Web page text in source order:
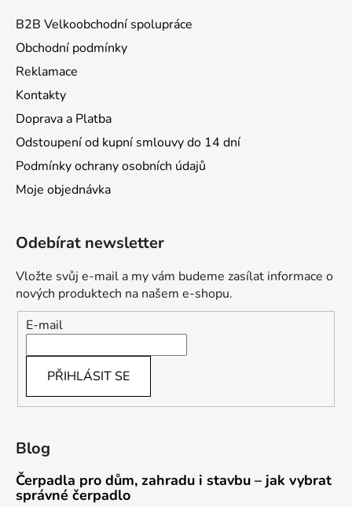
B2B Velkoobchodní spolupráce
Obchodní podmínky
Reklamace
Kontakty
Doprava a Platba
Odstoupení od kupní smlouvy do 14 dní
Podmínky ochrany osobních údajů
Moje objednávka
Odebírat newsletter
Vložte svůj e-mail a my vám budeme zasílat informace o
nových produktech na našem e-shopu.
E-mail
PŘIHLÁSIT SE
Blog
Čerpadla pro dům, zahradu i stavbu – jak vybrat
správné čerpadlo